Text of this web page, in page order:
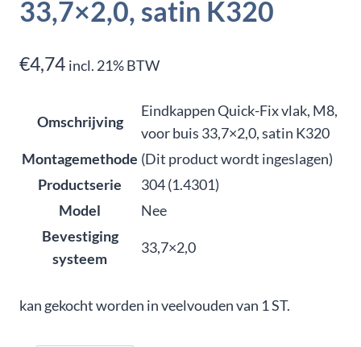
33,7×2,0, satin K320
€4,74 incl. 21% BTW
Omschrijving
Eindkappen Quick-Fix vlak, M8,
voor buis 33,7×2,0, satin K320
Montagemethode (Dit product wordt ingeslagen)
Productserie
304 (1.4301)
Model
Nee
Bevestiging
systeem
33,7×2,0
kan gekocht worden in veelvouden van 1 ST.